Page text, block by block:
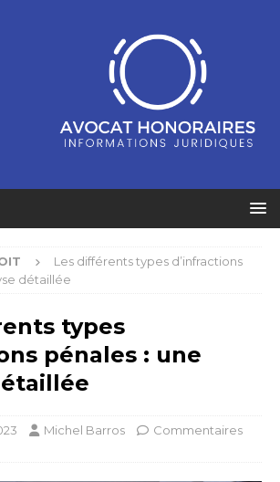
Les différents types d’infractions
détaillée
types
pénales : une
Michel Barros
Commentaires